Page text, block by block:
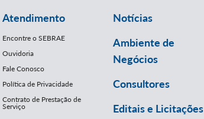
Atendimento
Encontre o SEBRAE
Ouvidoria
Fale Conosco
Política de Privacidade
Contrato de Prestação de
Serviço
Notícias
Ambiente de
Negócios
Consultores
Editais e Licitações